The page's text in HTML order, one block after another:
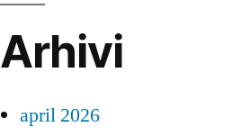
Arhivi
april 2026